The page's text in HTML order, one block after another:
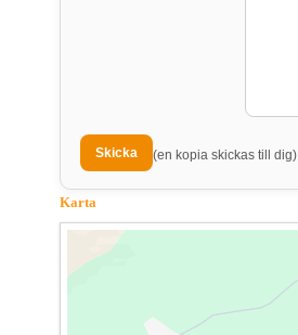
(en kopia skickas till dig)
Karta